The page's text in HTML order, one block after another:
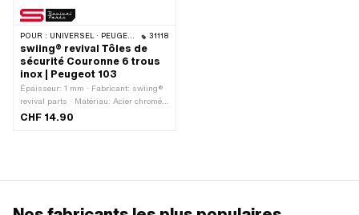
POUR : UNIVERSEL · PEUGEOT 31118
swiing® revival Tôles de
sécurité Couronne 6 trous
inox | Peugeot 103
Épaisseur: 1 mm · Fabricant: swiing®
revival parts · Matériau: Acier chromé
(couramment appelé Nirosta) · Nombre
CHF 14.90